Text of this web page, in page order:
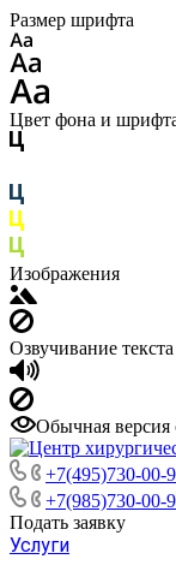
Размер шрифта
Цвет фона и
Изображения
Озвучивание текста
Обычная версия
+7(495)730-00-
+7(985)730-00-
Подать заявку
Услуги